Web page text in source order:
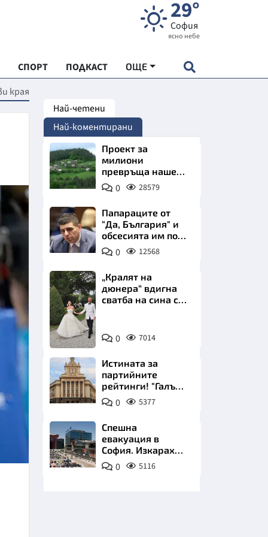
29°
София
ясно небе
СПОРТ ПОДКАСТ ОЩЕ
"ЧУДЕСАТА НА БЪЛГАРИЯ"
ХРАНА
ИКОНОМИКА
края
Най-четени
Най-коментирани
Проект за
милиони
превръща наше
село в магнит за
туристи
0 28579
Папараците от
"Да, България" и
обсесията им по
Пеевски
0 12568
Снимка:
Инстаграм
„Кралят на
дюнера“ вдигна
сватба на сина си
Комо
0 7014
Истината за
партийните
рейтинги! "Галъп"
разби митовете
0 5377
Спешна
евакуация в
София. Изкараха
хиляди на
улицата
0 5116